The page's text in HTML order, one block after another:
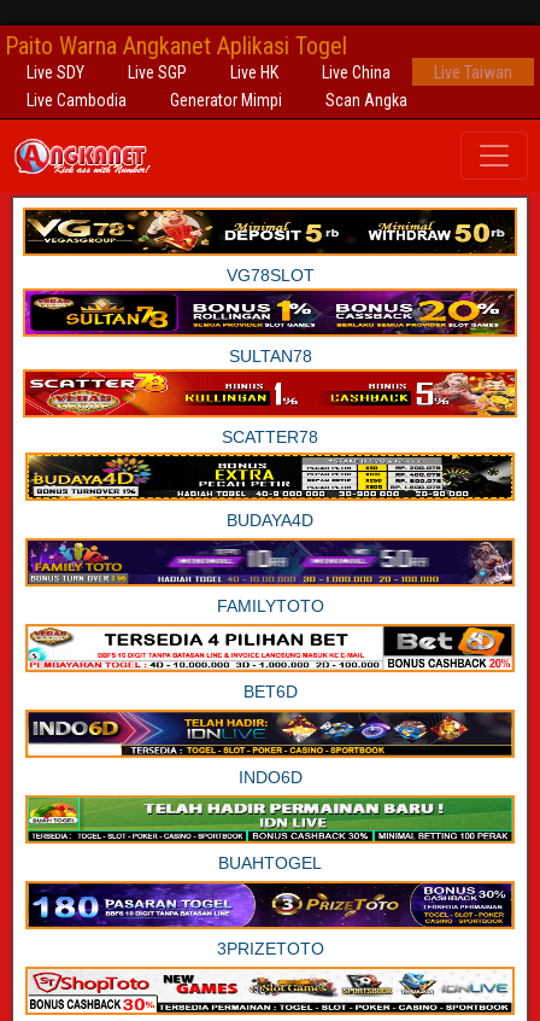
Paito Warna Angkanet Aplikasi Togel
Live SDY Live SGP Live HK Live China
Live Taiwan
Live Cambodia
Generator Mimpi Scan Angka
VG78SLOT
SULTAN78
SCATTER78
BUDAYA4D
FAMILYTOTO
BET6D
INDO6D
BUAHTOGEL
3PRIZETOTO